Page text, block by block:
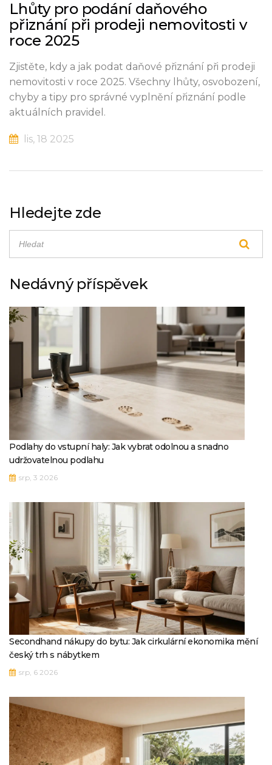
Lhůty pro podání daňového
přiznání při prodeji nemovitosti v
roce 2025
Zjistěte, kdy a jak podat daňové přiznání při prodeji
nemovitosti v roce 2025. Všechny lhůty, osvobození,
chyby a tipy pro správné vyplnění přiznání podle
aktuálních pravidel.
lis, 18 2025
Hledejte zde
Nedávný příspěvek
Podlahy do vstupní haly: Jak vybrat odolnou a snadno
udržovatelnou podlahu
srp, 3 2026
Secondhand nákupy do bytu: Jak cirkulární ekonomika mění
český trh s nábytkem
srp, 6 2026